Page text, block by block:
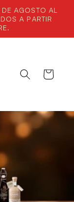
AGOSTO AL
A PARTIR
Carrito